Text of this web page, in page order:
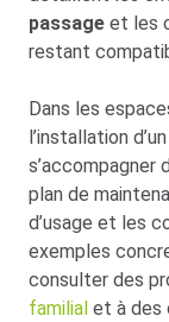
passage et les
restant
Dans les
l’installation d’un
s’accompagner
plan de
d’usage et les
exemples
consulter des
familial et à des